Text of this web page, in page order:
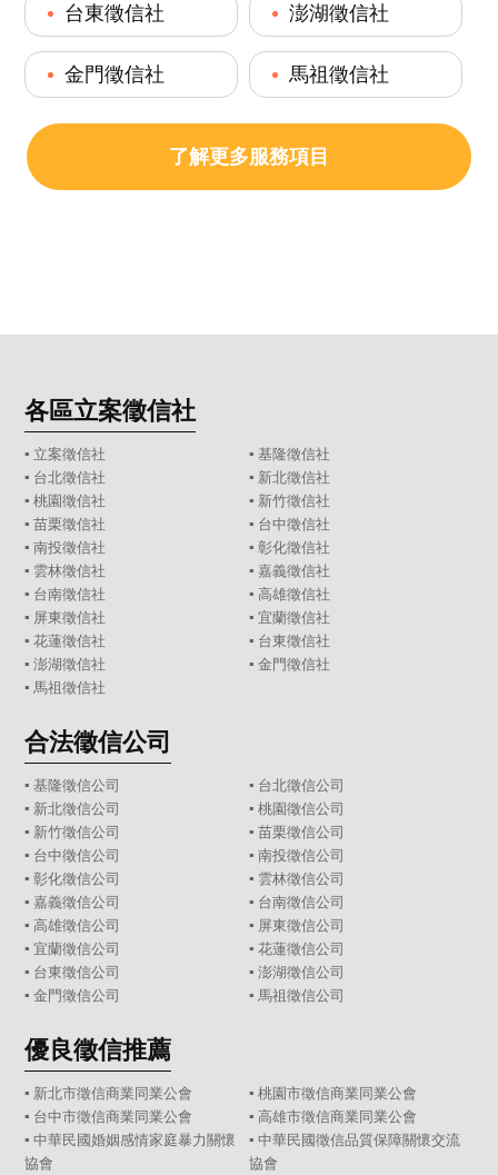
台東徵信社 澎湖徵信社
金門徵信社 馬祖徵信社
了解更多服務項目
各區立案徵信社
▪ 立案徵信社 ▪ 基隆徵信社
▪ 台北徵信社 ▪ 新北徵信社
▪桃園徵信社 ▪ 新竹徵信社
▪苗栗徵信社 ▪ 台中徵信社
▪南投徵信社 ▪ 彰化徵信社
▪ 雲林徵信社 ▪ 嘉義徵信社
▪ 台南徵信社 ▪ 高雄徵信社
▪ 屏東徵信社 ▪ 宜蘭徵信社
▪花蓮徵信社 ▪ 台東徵信社
▪澎湖徵信社 ▪ 金門徵信社
▪ 馬祖徵信社
合法徵信公司
▪基隆徵信公司 ▪ 台北徵信公司
▪ 新北徵信公司 ▪ 桃園徵信公司
▪ 新竹徵信公司 ▪ 苗栗徵信公司
▪ 台中徵信公司 ▪ 南投徵信公司
▪彰化徵信公司 ▪ 雲林徵信公司
▪嘉義徵信公司 ▪ 台南徵信公司
▪高雄徵信公司 ▪ 屏東徵信公司
▪宜蘭徵信公司 ▪ 花蓮徵信公司
▪ 台東徵信公司 ▪ 澎湖徵信公司
▪金門徵信公司 ▪ 馬祖徵信公司
優良徵信推薦
▪ 新北市徵信商業同業公會
▪ 桃園市徵信商業同業公會
▪ 台中市徵信商業同業公會
▪ 高雄市徵信商業同業公會
▪ 中華民國婚姻感情家庭暴力關懷
協會
▪ 中華民國徵信品質保障關懷交流
協會